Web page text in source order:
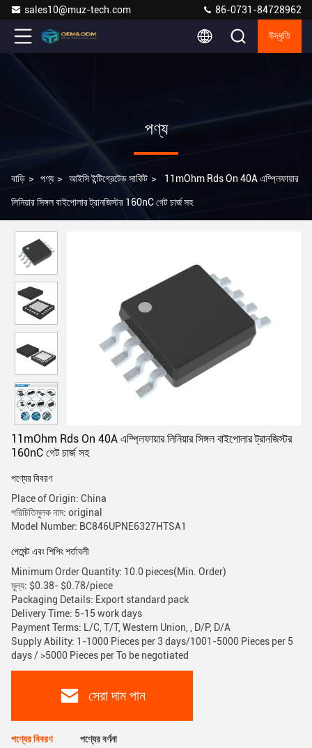
sales10@muz-tech.com 86-0731-84728962
উদ্ধৃতি
পণ্য
বাড়ি > পণ্য > আইসি ইন্টিগ্রেটেড সার্কিট > 11mOhm Rds On 40A এম্প্লিফায়ার
লিনিয়ার সিঙ্গল বাইপোলার ট্রানজিস্টর 160nC গেট চার্জ সহ
11mOhm Rds On 40A এম্প্লিফায়ার লিনিয়ার সিঙ্গল বাইপোলার ট্রানজিস্টর
160nC গেট চার্জ সহ
পণ্যের বিবরণ
Place of Origin: China
পরিচিতিমুলক নাম: original
Model Number: BC846UPNE6327HTSA1
পেমেন্ট এবং শিপিং শর্তাবলী
Minimum Order Quantity: 10.0 pieces(Min. Order)
মূল্য: $0.38- $0.78/piece
Packaging Details: Export standard pack
Delivery Time: 5-15 work days
Payment Terms: L/C, T/T, Western Union, , D/P, D/A
Supply Ability: 1-1000 Pieces per 3 days/1001-5000 Pieces per 5
days / >5000 Pieces per To be negotiated
সেরা দাম পান
পণ্যের বিবরণ পণ্যের বর্ণনা